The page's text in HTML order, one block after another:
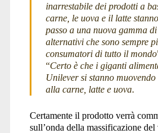
inarrestabile dei prodotti a
carne, le uova e il latte
passo a una nuova gamma
alternativi che sono sempre
consumatori di tutto il mondo
“Certo è che i giganti
Unilever si stanno
alla carne, latte e uova.
Certamente il prodotto verrà
sull’onda della massificazione